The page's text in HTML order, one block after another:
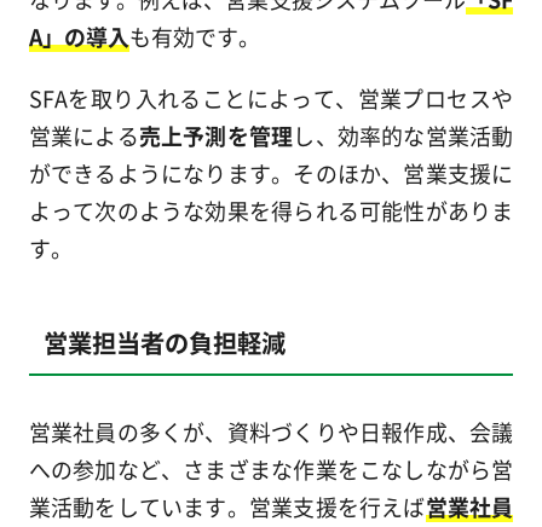
A」の導入も有効です。
SFAを取り入れることによって、営業プロセスや
営業による売上予測を管理し、効率的な営業活動
ができるようになります。そのほか、営業支援に
よって次のような効果を得られる可能性がありま
す。
営業担当者の負担軽減
営業社員の多くが、資料づくりや日報作成、会議
への参加など、さまざまな作業をこなしながら営
業活動をしています。営業支援を行えば営業社員